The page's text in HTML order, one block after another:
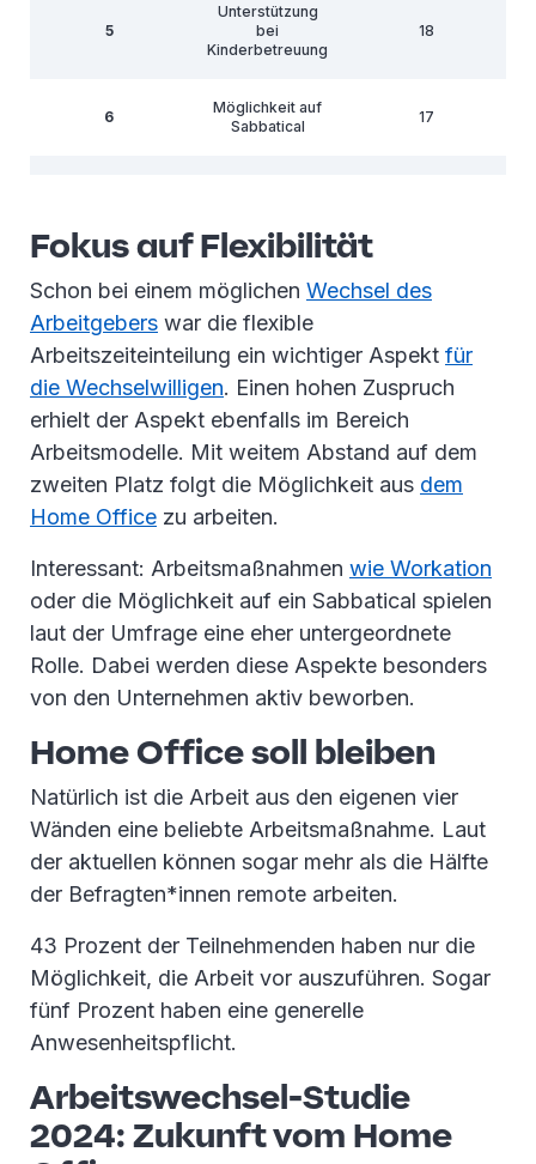
5
Unterstützung
bei
Kinderbetreuung
18
6
Möglichkeit auf
Sabbatical
17
8 Jobsharing
Fokus auf Flexibilität
Schon bei einem möglichen Wechsel des
Arbeitgebers war die flexible
Arbeitszeiteinteilung ein wichtiger Aspekt für
die Wechselwilligen. Einen hohen Zuspruch
erhielt der Aspekt ebenfalls im Bereich
Arbeitsmodelle. Mit weitem Abstand auf dem
zweiten Platz folgt die Möglichkeit aus dem
Home Office zu arbeiten.
Interessant: Arbeitsmaßnahmen wie Workation
oder die Möglichkeit auf ein Sabbatical spielen
laut der Umfrage eine eher untergeordnete
Rolle. Dabei werden diese Aspekte besonders
von den Unternehmen aktiv beworben.
Home Office soll bleiben
Natürlich ist die Arbeit aus den eigenen vier
Wänden eine beliebte Arbeitsmaßnahme. Laut
der aktuellen können sogar mehr als die Hälfte
der Befragten*innen remote arbeiten.
43 Prozent der Teilnehmenden haben nur die
Möglichkeit, die Arbeit vor auszuführen. Sogar
fünf Prozent haben eine generelle
Anwesenheitspflicht.
Arbeitswechsel-Studie
2024: Zukunft vom Home